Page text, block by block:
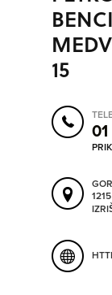
SO ODPRTA V
IZRIŠI POT
ORODJA
SHRANI V
15